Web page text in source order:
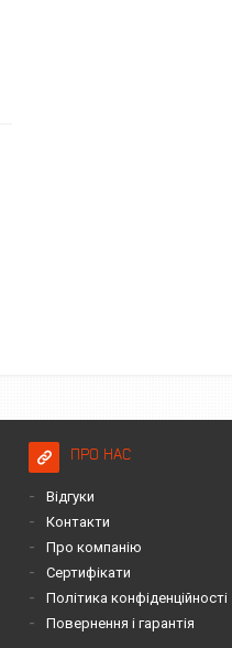
ПРО НАС
Відгуки
Контакти
Про компанію
Сертифікати
Політика конфіденційності
Повернення і гарантія